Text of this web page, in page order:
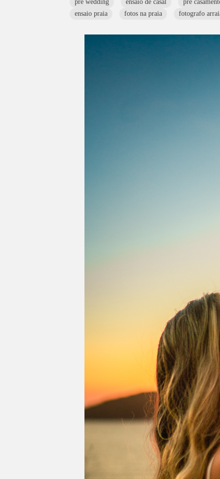
pre wedding ensaio de casal
pre
ensaio praia
fotos na praia fotografo